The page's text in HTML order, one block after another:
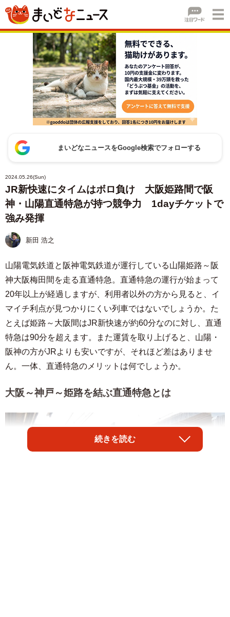
まいどなニュースをGoogle検索でフォローする
2024.05.26(Sun)
JR新快速にタイムはボロ負け 大阪姫路間で阪
神・山陽直通特急が持つ競争力 1dayチケットで
強み発揮
新田 浩之
山陽電気鉄道と阪神電気鉄道が運行している山陽姫路～阪
神大阪梅田間を走る直通特急。直通特急の運行が始まって
20年以上が経過しますが、利用者以外の方から見ると、イ
マイチ利点が見つかりにくい列車ではないでしょうか。た
とえば姫路～大阪間はJR新快速が約60分なのに対し、直通
特急は90分を超えます。また運賃を取り上げると、山陽・
阪神の方がJRよりも安いですが、それほど差はありませ
ん。一体、直通特急のメリットは何でしょうか。
大阪～神戸～姫路を結ぶ直通特急とは
続きを読む